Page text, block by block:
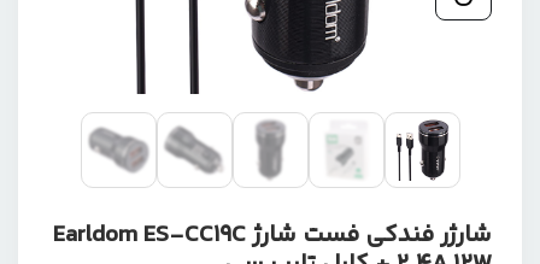
شارژر فندکی فست شارژ Earldom ES-CC19C